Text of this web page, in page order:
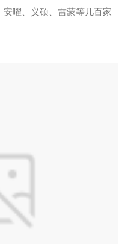
曜、义硕、雷蒙等几百家